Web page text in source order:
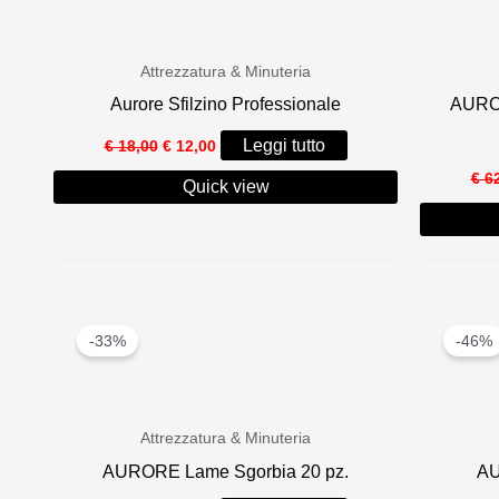
Attrezzatura & Minuteria
Aurore Sfilzino Professionale
€18,00 Il
prezzo
originale
era:
€12,00Il
prezzo
attuale
è:
Leggi tutto
Quick view €
-33%
Attrezzatura & Minuteria
AURORE Lame Sgorbia 20 pz.
-46%